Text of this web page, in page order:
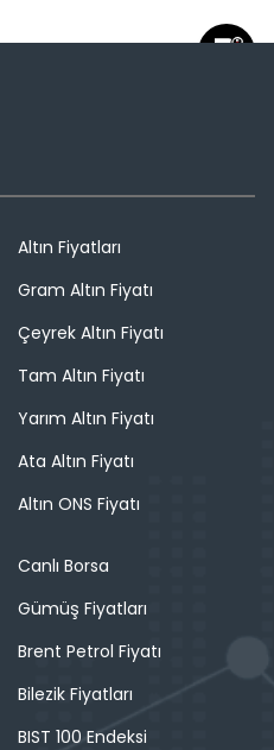
Altın Fiyatları
Gram Altın Fiyatı
Çeyrek Altın Fiyatı
Tam Altın Fiyatı
Yarım Altın Fiyatı
Ata Altın Fiyatı
Altın ONS Fiyatı
Canlı Borsa
Gümüş Fiyatları
Brent Petrol Fiyatı
Bilezik Fiyatları
BIST 100 Endeksi